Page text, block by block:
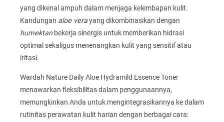
yang dikenal ampuh dalam menjaga kelembapan kulit.
Kandungan aloe verayang dikombinasikan dengan
humektanbekerja sinergis untuk memberikan hidrasi
optimal sekaligus menenangkan kulit yang sensitif atau
iritasi.
Wardah Nature Daily Aloe Hydramild Essence Toner
menawarkan fleksibilitas dalam penggunaannya,
memungkinkan Anda untuk mengintegrasikannya ke dalam
rutinitas perawatan kulit harian dengan berbagai cara: